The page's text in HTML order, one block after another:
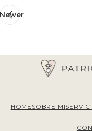
Newer
HOME SOBRE MI